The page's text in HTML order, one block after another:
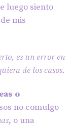
luego siento
mis
es un error en
de los casos.
o
no comulgo
, o una